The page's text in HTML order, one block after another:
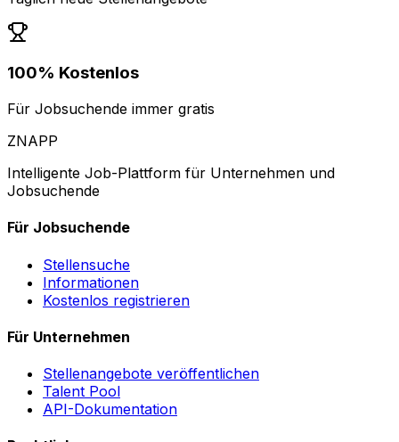
100% Kostenlos
Für Jobsuchende immer gratis
ZNAPP
Intelligente Job-Plattform für Unternehmen und
Jobsuchende
Für Jobsuchende
Stellensuche
Informationen
Kostenlos registrieren
Für Unternehmen
Stellenangebote veröffentlichen
Talent Pool
API-Dokumentation